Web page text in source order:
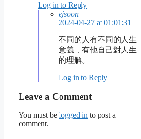
Log in to Reply
ejsoon
2024-04-27 at 01:01:31
不同的人有不同的人生
意義，有他自己對人生
的理解。
Log in to Reply
Leave a Comment
You must be logged in to post a
comment.